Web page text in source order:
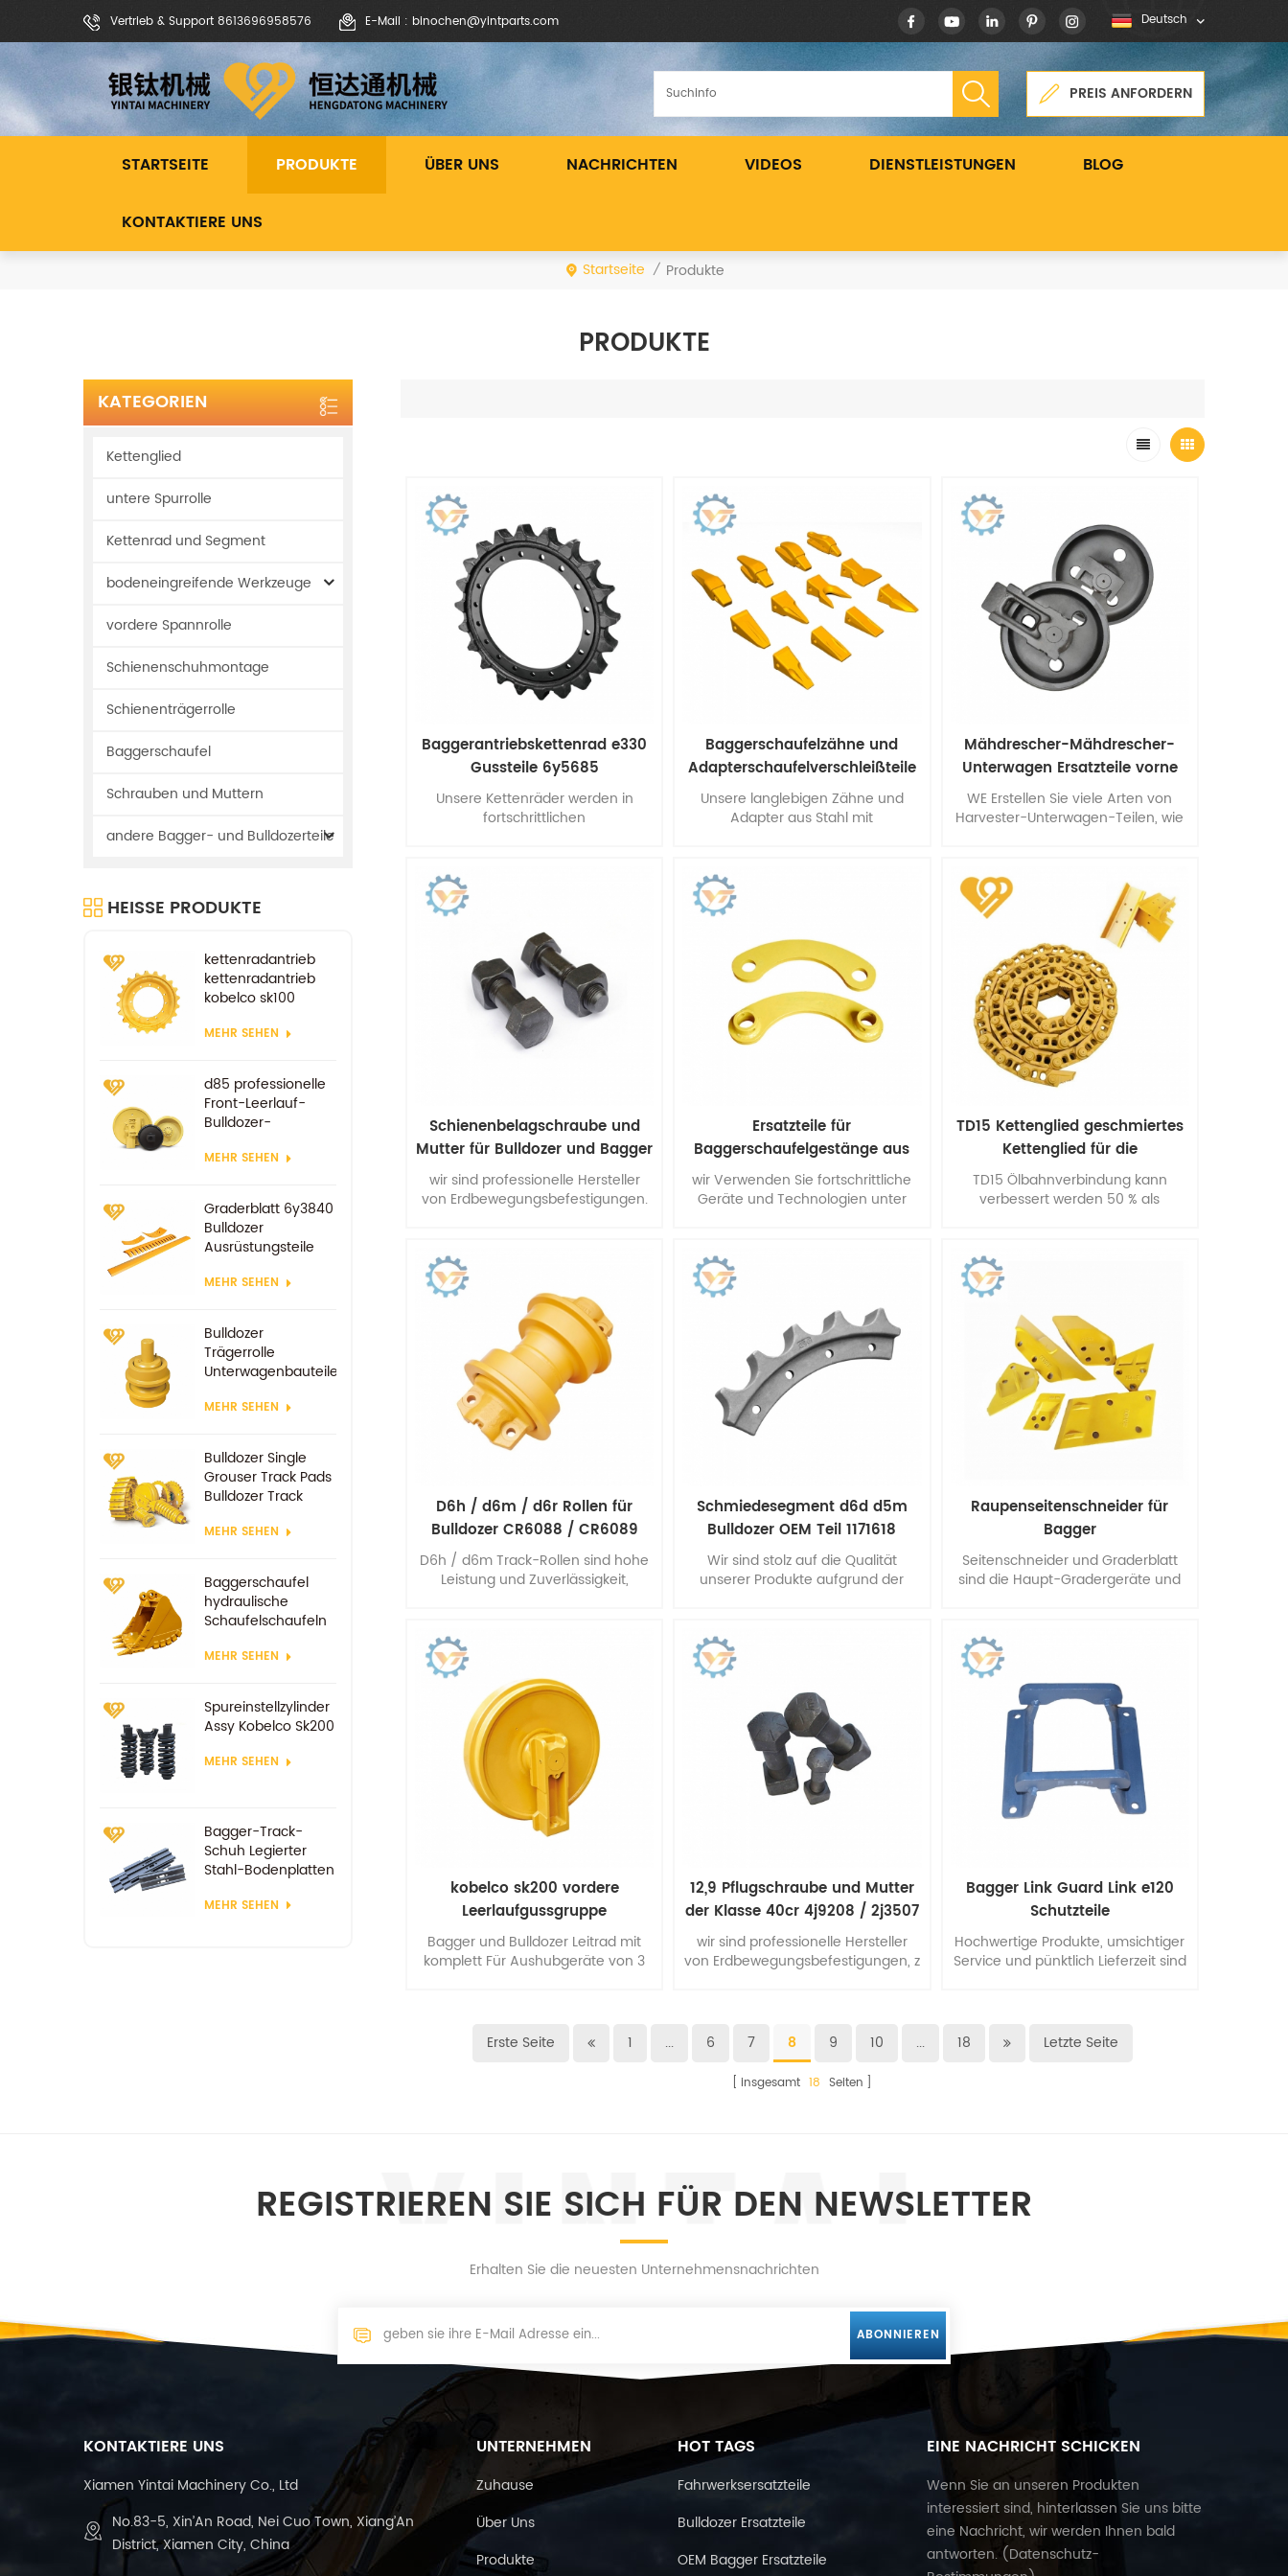
Vertrieb & Support 8613696958576 E-Mail : binochen@yintparts.com Deutsch
PREIS ANFORDERN
STARTSEITE PRODUKTE ÜBER UNS NACHRICHTEN VIDEOS DIENSTLEISTUNGEN BLOG
KONTAKTIERE UNS
Startseite / Produkte
PRODUKTE
KATEGORIEN
Kettenglied
untere Spurrolle
Kettenrad und Segment
bodeneingreifende Werkzeuge
vordere Spannrolle
Schienenschuhmontage
Schienenträgerrolle
Baggerschaufel
Schrauben und Muttern
andere Bagger- und Bulldozerteile
HEISSE PRODUKTE
kettenradantrieb
kettenradantrieb
kobelco sk100
fahrradersatzteile
MEHR SEHEN
d85 professionelle
Front-Leerlauf-
Bulldozer-
MEHR SEHEN
Graderblatt 6y3840
Bulldozer
Ausrüstungsteile
MEHR SEHEN
Bulldozer
Trägerrolle
Unterwagenbauteile
MEHR SEHEN
Bulldozer Single
Grouser Track Pads
Bulldozer Track
MEHR SEHEN
Baggerschaufel
hydraulische
Schaufelschaufeln
MEHR SEHEN
Spureinstellzylinder
Assy Kobelco Sk200
MEHR SEHEN
Bagger-Track-
Schuh Legierter
Stahl-Bodenplatten
MEHR SEHEN
Baggerantriebskettenrad e330
Gussteile 6y5685
Unsere Kettenräder werden in
fortschrittlichen
Präzisionsanforderungen
Baggerschaufelzähne und
Adapterschaufelverschleißteile
Unsere langlebigen Zähne und
Adapter aus Stahl mit
ermöglichen es Ihren Maschinen,
die Leistung zu liefern, die Sie
Mähdrescher-Mähdrescher-
Unterwagen Ersatzteile vorne
WE Erstellen Sie viele Arten von
Harvester-Unterwagen-Teilen, wie
Schienenbelagschraube und
Mutter für Bulldozer und Bagger
wir sind professionelle Hersteller
von Erdbewegungsbefestigungen.
Ersatzteile für
Baggerschaufelgestänge aus
legiertem Stahl
wir Verwenden Sie fortschrittliche
Geräte und Technologien unter
TD15 Kettenglied geschmiertes
Kettenglied für die
Ölkettenkette des Traktors
TD15 Ölbahnverbindung kann
verbessert werden 50 % als
Versiegelbarkeit erhöhen und
maximiert die Spur Leben.
D6h / d6m / d6r Rollen für
Bulldozer CR6088 / CR6089
Unterwagen Ersatzteile
D6h / d6m Track-Rollen sind hohe
Leistung und Zuverlässigkeit,
fortschrittliche Technologie und
Schmiedesegment d6d d5m
Bulldozer OEM Teil 1171618
Wir sind stolz auf die Qualität
unserer Produkte aufgrund der
der experimentellen Basis.
Raupenseitenschneider für
Bagger
Seitenschneider und Graderblatt
sind die Haupt-Gradergeräte und
kobelco sk200 vordere
Leerlaufgussgruppe
Bagger und Bulldozer Leitrad mit
komplett Für Aushubgeräte von 3
12,9 Pflugschraube und Mutter
der Klasse 40cr 4j9208 / 2j3507
wir sind professionelle Hersteller
von Erdbewegungsbefestigungen, z
für Katzen, Komatsu, Esco, jcb ....
Bagger Link Guard Link e120
Schutzteile
Hochwertige Produkte, umsichtiger
Service und pünktlich Lieferzeit sind
Erste Seite 1 ... 6 7 8 9 10 ... 18 Letzte Seite
insgesamt 18 Seiten
REGISTRIEREN SIE SICH FÜR DEN NEWSLETTER
Erhalten Sie die neuesten Unternehmensnachrichten
KONTAKTIERE UNS
Xiamen Yintai Machinery Co., Ltd
No.83-5, Xin’An Road, Nei Cuo Town, Xiang’An
District, Xiamen City, China
UNTERNEHMEN
Zuhause
Über Uns
Produkte
HOT TAGS
Fahrwerksersatzteile
Bulldozer Ersatzteile
OEM Bagger Ersatzteile
EINE NACHRICHT SCHICKEN
Wenn Sie an unseren Produkten
interessiert sind, hinterlassen Sie uns bitte
eine Nachricht, wir werden Ihnen bald
antworten. (Datenschutz-